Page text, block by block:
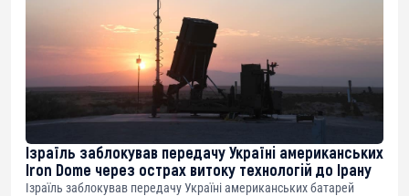
Ізраїль заблокував передачу Україні американських
Iron Dome через острах витоку технологій до Ірану
Ізраїль заблокував передачу Україні американських батарей